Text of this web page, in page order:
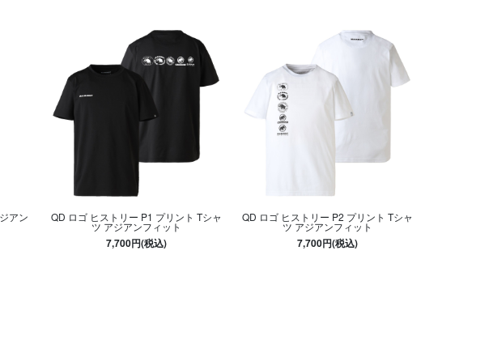
アン QD ロゴ ヒストリー P1 プリント Tシャ
ツ アジアンフィット
7,700円(税込)
QD ロゴ ヒストリー P2 プリント Tシャ
ツ アジアンフィット
7,700円(税込)